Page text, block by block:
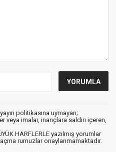
politikasına uymayan;
imalar, inançlara saldırı içeren,
HARFLERLE yazılmış yorumlar
rumuzlar onaylanmamaktadır.